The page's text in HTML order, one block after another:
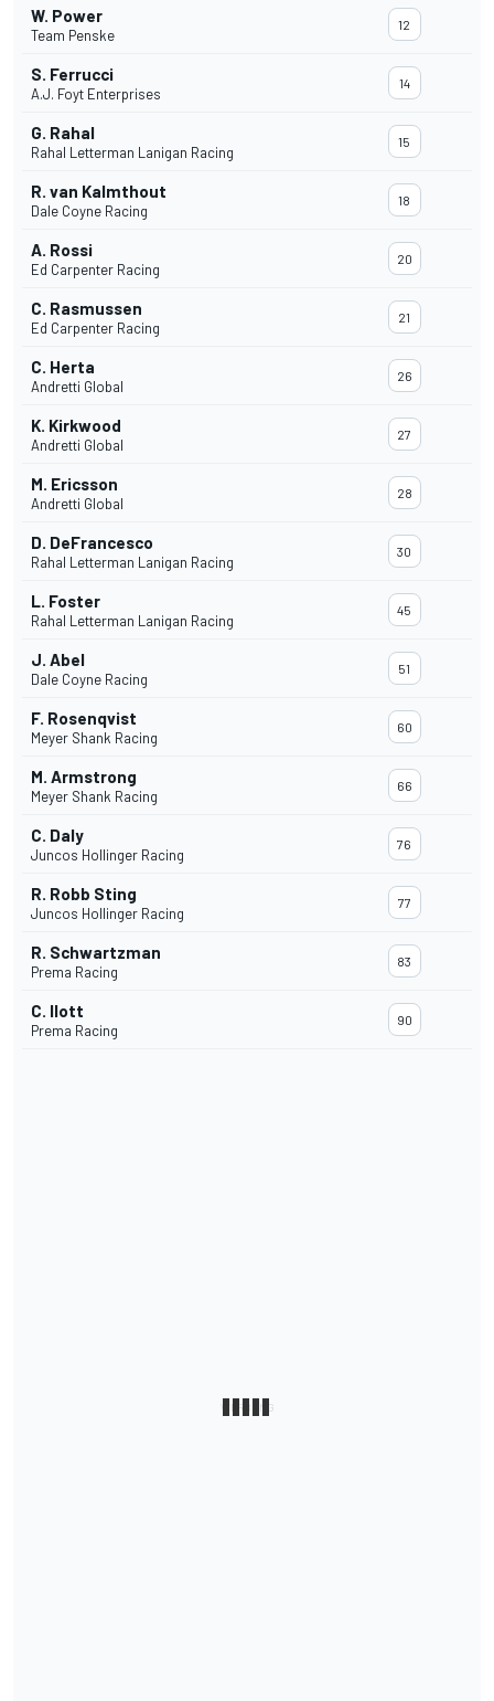
W. Power
Team Penske
12
S. Ferrucci
A.J. Foyt Enterprises
14
G. Rahal
Rahal Letterman Lanigan Racing
15
R. van Kalmthout
Dale Coyne Racing
18
A. Rossi
Ed Carpenter Racing
20
C. Rasmussen
Ed Carpenter Racing
21
C. Herta
Andretti Global
26
K. Kirkwood
Andretti Global
27
M. Ericsson
Andretti Global
28
D. DeFrancesco
Rahal Letterman Lanigan Racing
30
L. Foster
Rahal Letterman Lanigan Racing
45
J. Abel
Dale Coyne Racing
51
F. Rosenqvist
Meyer Shank Racing
60
M. Armstrong
Meyer Shank Racing
66
C. Daly
Juncos Hollinger Racing
76
R. Robb Sting
Juncos Hollinger Racing
77
R. Schwartzman
Prema Racing
83
C. Ilott
Prema Racing
90